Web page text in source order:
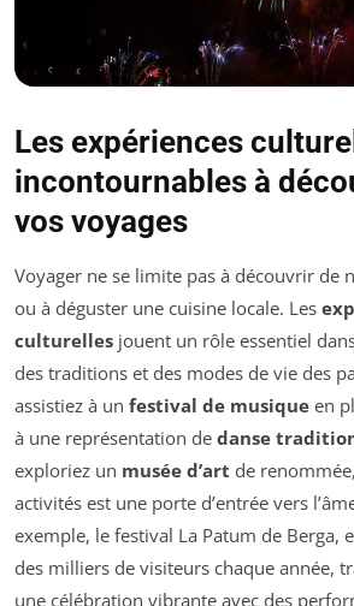
Les expériences
incontournables à
vos voyages
Voyager ne se limite pas à découvrir de
ou à déguster une cuisine locale. Les
culturelles jouent un rôle essentiel
des traditions et des modes de vie des
assistiez à un festival de musique en
à une représentation de danse
exploriez un musée d’art de
activités est une porte d’entrée vers
exemple, le festival La Patum de Berga,
des milliers de visiteurs chaque année,
une célébration vibrante avec des